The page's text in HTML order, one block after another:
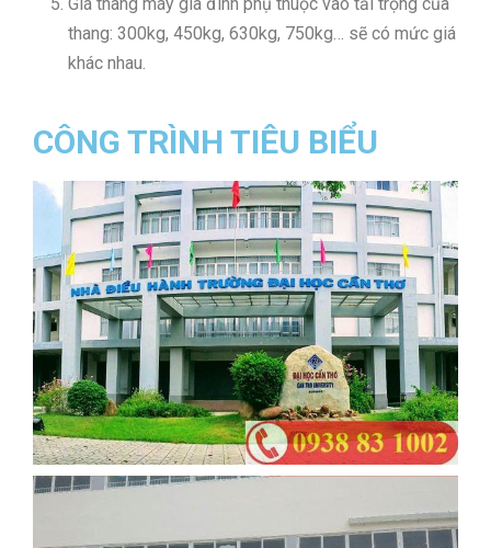
thang: 300kg, 450kg, 630kg, 750kg… sẽ có mức giá
khác nhau.
CÔNG TRÌNH TIÊU BIỂU